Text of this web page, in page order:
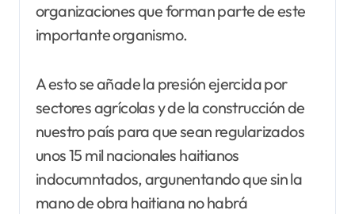
organizaciones que forman parte de este
importante organismo.
A esto se añade la presión ejercida por
sectores agrícolas y de la construcción de
nuestro país para que sean regularizados
unos 15 mil nacionales haitianos
indocumntados, argunentando que sin la
mano de obra haitiana no habrá